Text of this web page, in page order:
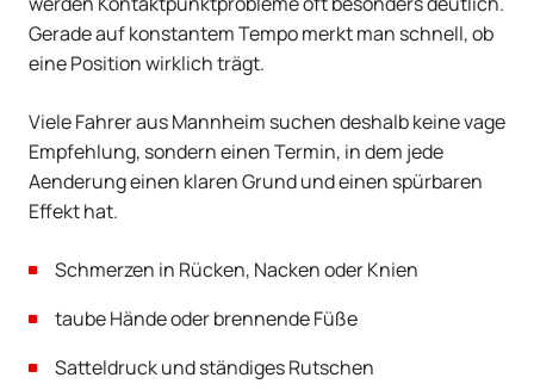
Gerade auf konstantem Tempo merkt man schnell, ob
eine Position wirklich trägt.
Viele Fahrer aus Mannheim suchen deshalb keine vage
Empfehlung, sondern einen Termin, in dem jede
Aenderung einen klaren Grund und einen spürbaren
Effekt hat.
Schmerzen in Rücken, Nacken oder Knien
taube Hände oder brennende Füße
Satteldruck und ständiges Rutschen